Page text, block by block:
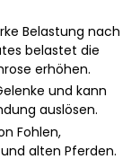
Belastung nach
belastet die
erhöhen.
und kann
auslösen.
Fohlen,
alten Pferden.